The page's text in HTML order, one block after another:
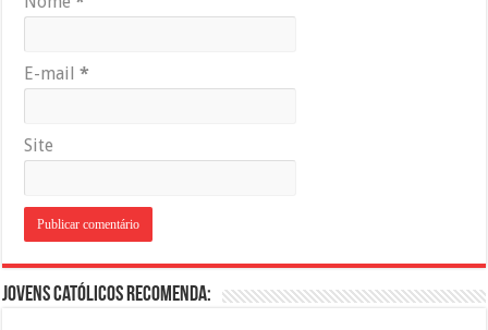
E-mail*
Site
Jovens Católicos Recomenda: